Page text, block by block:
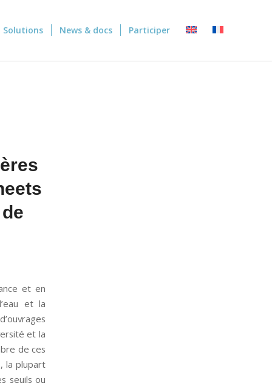
Solutions News & docs Participer
et en
et la
et la
de ces
la plupart
seuils ou